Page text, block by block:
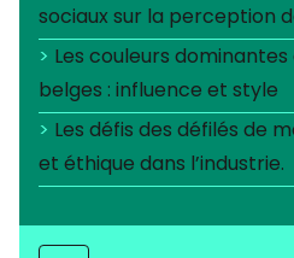
sociaux sur la perception
Les couleurs
belges : influence et style
Les défis des défilés de
et éthique dans l’industrie.